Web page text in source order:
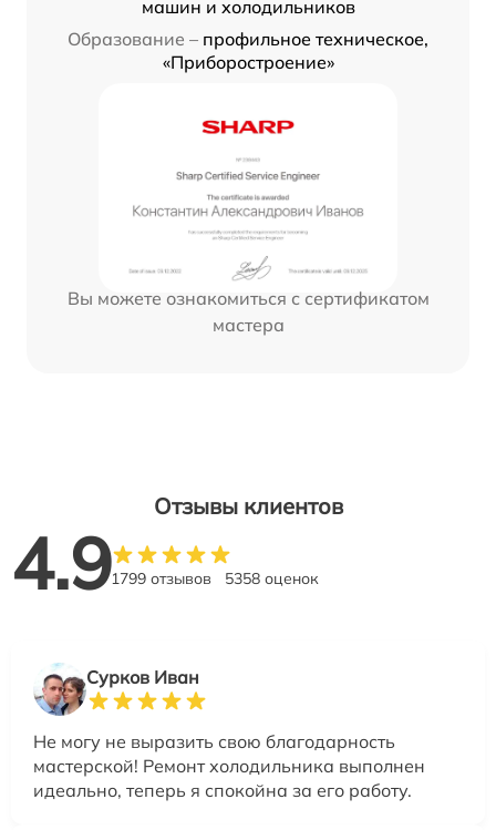
машин и холодильников
Образование – профильное техническое,
«Приборостроение»
Вы можете ознакомиться с сертификатом
мастера
Отзывы клиентов
4.91799 отзывов 5358 оценок
Сурков Иван
Не могу не выразить свою благодарность
мастерской! Ремонт холодильника выполнен
идеально, теперь я спокойна за его работу.